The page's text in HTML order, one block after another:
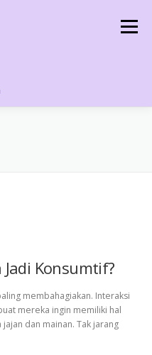
Menu
KAMI
Konsumtif?
membahagiakan. Interaksi
mereka ingin memiliki hal
dan mainan. Tak jarang